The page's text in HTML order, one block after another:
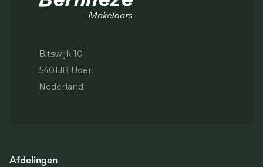
Bitswijk 10
5401JB Uden
Nederland
Afdelingen